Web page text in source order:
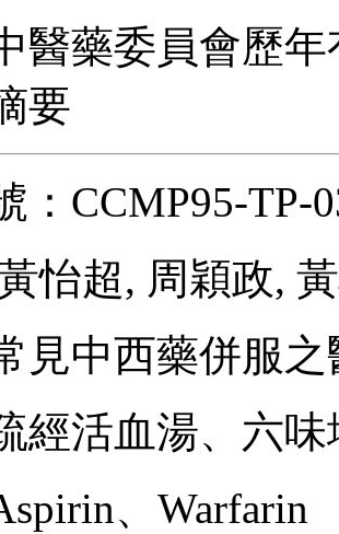
醫藥委員會歷
要
：CCMP95-TP-
怡超, 周穎政,
見中西藥併服
經活血湯、六
、Warfarin